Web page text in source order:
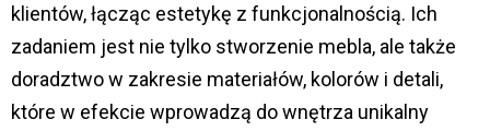
klientów, łącząc estetykę z funkcjonalnością. Ich
zadaniem jest nie tylko stworzenie mebla, ale także
doradztwo w zakresie materiałów, kolorów i detali,
które w efekcie wprowadzą do wnętrza unikalny